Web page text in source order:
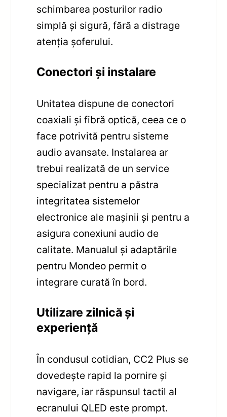
schimbarea posturilor radio
simplă și sigură, fără a distrage
atenția șoferului.
Conectori și instalare
Unitatea dispune de conectori
coaxiali și fibră optică, ceea ce o
face potrivită pentru sisteme
audio avansate. Instalarea ar
trebui realizată de un service
specializat pentru a păstra
integritatea sistemelor
electronice ale mașinii și pentru a
asigura conexiuni audio de
calitate. Manualul și adaptările
pentru Mondeo permit o
integrare curată în bord.
Utilizare zilnică și
experiență
În condusul cotidian, CC2 Plus se
dovedește rapid la pornire și
navigare, iar răspunsul tactil al
ecranului QLED este prompt.